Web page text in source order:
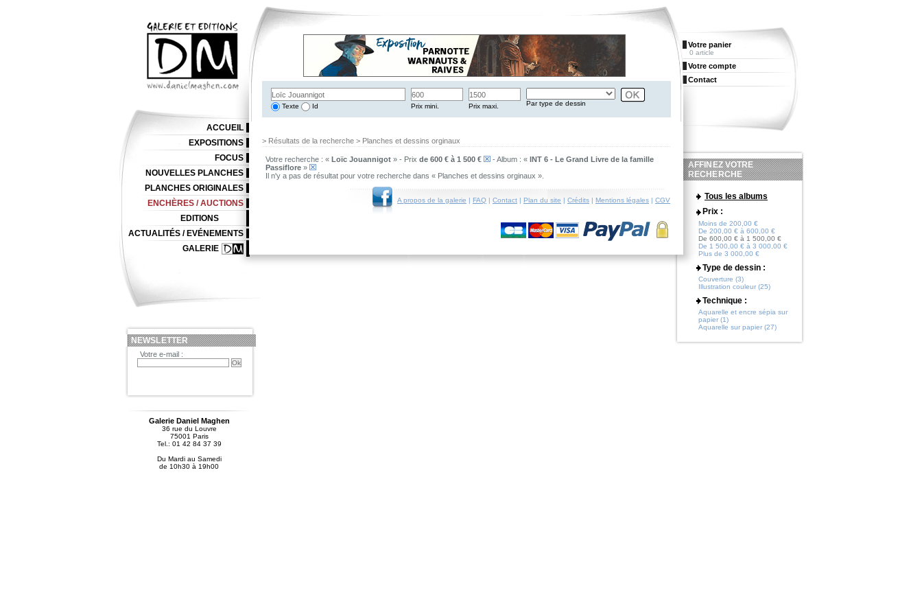
Texte Id Prix mini. Prix maxi. Par type de dessin
> Résultats de la recherche > Planches et dessins orginaux
Votre recherche : « Loïc Jouannigot » - Prix de 600 € à 1 500 € - Album : « INT 6 - Le Grand Livre de la famille
Passiflore »
Il n'y a pas de résultat pour votre recherche dans « Planches et dessins orginaux ».
A propos de la galerie | FAQ | Contact | Plan du site | Crédits | Mentions légales | CGV
ACCUEIL
EXPOSITIONS
FOCUS
NOUVELLES PLANCHES
PLANCHES ORIGINALES
ENCHÈRES / AUCTIONS
EDITIONS
ACTUALITÉS / EVÉNEMENTS
GALERIE
NEWSLETTER
Votre e-mail :
Galerie Daniel Maghen
36 rue du Louvre
75001 Paris
Tel.: 01 42 84 37 39
Du Mardi au Samedi
de 10h30 à 19h00
Votre panier
0 article
Votre compte
Contact
AFFINEZ VOTRE
RECHERCHE
Tous les albums
Prix :
Moins de 200,00 €
De 200,00 € à 600,00 €
De 600,00 € à 1 500,00 €
De 1 500,00 € à 3 000,00 €
Plus de 3 000,00 €
Type de dessin :
Couverture (3)
Illustration couleur (25)
Technique :
Aquarelle et encre sépia sur
papier (1)
Aquarelle sur papier (27)